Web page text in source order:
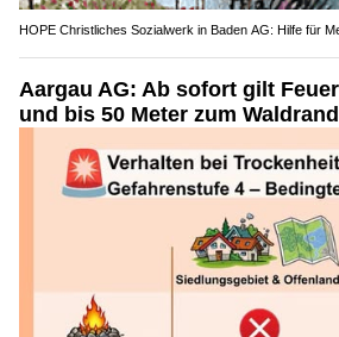
HOPE Christliches Sozialwerk in Baden AG: Hilfe für
Aargau AG: Ab sofort gilt
und bis 50 Meter zum Waldrand